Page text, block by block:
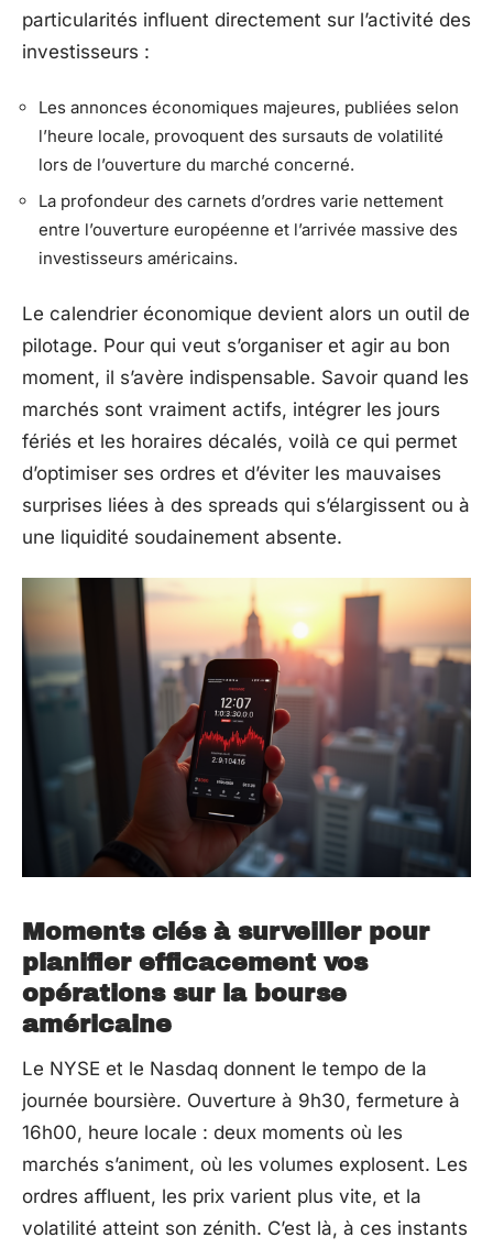
particularités influent directement sur l’activité des
investisseurs :
Les annonces économiques majeures, publiées selon
l’heure locale, provoquent des sursauts de volatilité
lors de l’ouverture du marché concerné.
La profondeur des carnets d’ordres varie nettement
entre l’ouverture européenne et l’arrivée massive des
investisseurs américains.
Le calendrier économique devient alors un outil de
pilotage. Pour qui veut s’organiser et agir au bon
moment, il s’avère indispensable. Savoir quand les
marchés sont vraiment actifs, intégrer les jours
fériés et les horaires décalés, voilà ce qui permet
d’optimiser ses ordres et d’éviter les mauvaises
surprises liées à des spreads qui s’élargissent ou à
une liquidité soudainement absente.
Moments clés à surveiller pour
planifier efficacement vos
opérations sur la bourse
américaine
Le NYSE et le Nasdaq donnent le tempo de la
journée boursière. Ouverture à 9h30, fermeture à
16h00, heure locale : deux moments où les
marchés s’animent, où les volumes explosent. Les
ordres affluent, les prix varient plus vite, et la
volatilité atteint son zénith. C’est là, à ces instants